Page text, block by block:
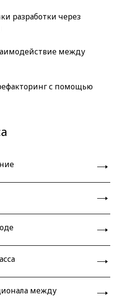
разработки через
между
с помощью
между